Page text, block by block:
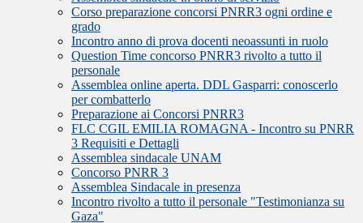
Corso preparazione concorsi PNRR3 ogni ordine e
grado
Incontro anno di prova docenti neoassunti in ruolo
Question Time concorso PNRR3 rivolto a tutto il
personale
Assemblea online aperta. DDL Gasparri: conoscerlo
per combatterlo
Preparazione ai Concorsi PNRR3
FLC CGIL EMILIA ROMAGNA - Incontro su PNRR
3 Requisiti e Dettagli
Assemblea sindacale UNAM
Concorso PNRR 3
Assemblea Sindacale in presenza
Incontro rivolto a tutto il personale "Testimonianza su
Gaza"